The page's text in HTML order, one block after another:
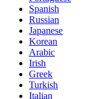
Spanish
Russian
Japanese
Korean
Arabic
Irish
Greek
Turkish
Italian